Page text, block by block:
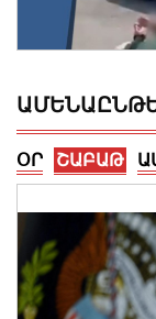
Քրեական
երկու անձ
08 Օգոստոս,
ՕՐ ՇԱԲԱԹ